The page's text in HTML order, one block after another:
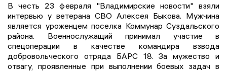
В честь 23 февраля "Владимирские новости" взяли
интервью у ветерана СВО Алексея Быкова. Мужчина
является уроженцем поселка Коммунар Суздальского
района. Военнослужащий принимал участие в
спецоперации в качестве командира взвода
добровольческого отряда БАРС 18. За мужество и
отвагу, проявленные при выполнении боевых задач в